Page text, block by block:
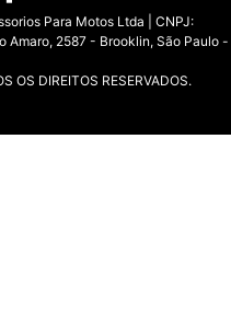
Para Motos Ltda | CNPJ:
Amaro, 2587 - Brooklin, São Paulo -
OS DIREITOS RESERVADOS.